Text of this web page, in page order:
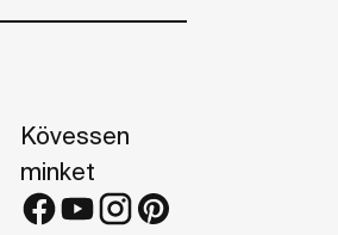
Kövessen
minket